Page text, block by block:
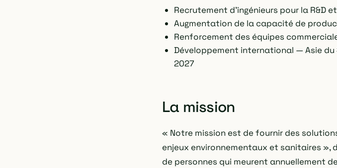
Recrutement d'ingénieurs pour la R&D
Augmentation de la capacité de
Renforcement des équipes
Développement international — Asie
2027
La mission
« Notre mission est de fournir des
enjeux environnementaux et sanitaires »,
de personnes qui meurent annuellement